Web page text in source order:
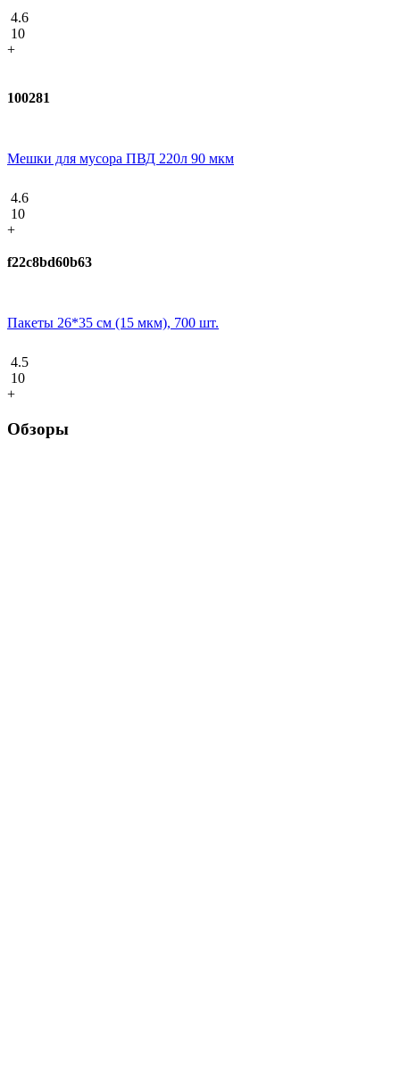
4.6
10
+
100281
Мешки для мусора ПВД 220л 90 мкм
4.6
10
+
f22c8bd60b63
Пакеты 26*35 см (15 мкм), 700 шт.
4.5
10
+
Обзоры